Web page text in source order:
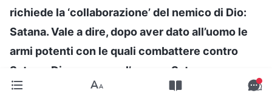
richiede la ‘collaborazione’ del nemico di Dio:
Satana. Vale a dire, dopo aver dato all’uomo le
armi potenti con le quali combattere contro
Satana, Dio consegna l’uomo a Satana e
consente a quest’ultimo di ‘testare’ la statura